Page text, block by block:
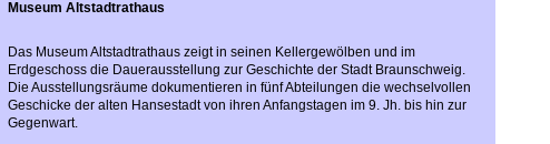
Museum Altstadtrathaus
Das Museum Altstadtrathaus zeigt in seinen Kellergewölben und im
Erdgeschoss die Dauerausstellung zur Geschichte der Stadt Braunschweig.
Die Ausstellungsräume dokumentieren in fünf Abteilungen die wechselvollen
Geschicke der alten Hansestadt von ihren Anfangstagen im 9. Jh. bis hin zur
Gegenwart.